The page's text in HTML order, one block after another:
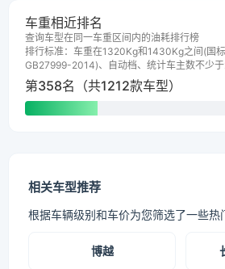
车重相近排名
查询车型在同一车重区间内的油耗排行榜
排行标准：车重在1320Kg和1430Kg之间(国标
GB27999-2014)、自动档、统计车主数不少于
第358名（共1212款车型）
相关车型推荐
根据车辆级别和车价为您筛选了一些热
博越